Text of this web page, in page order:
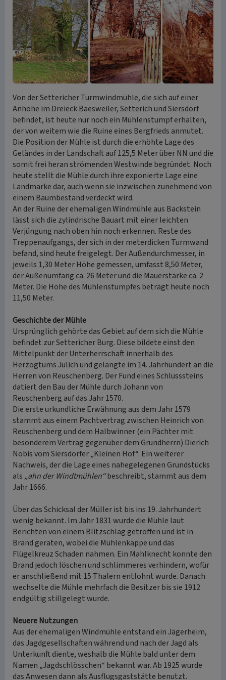
Von der Settericher Turmwindmühle, die sich auf einer
Anhöhe im Dreieck Baesweiler, Setterich und Siersdorf
befindet, ist heute nur noch ein Mühlenstumpf erhalten,
der von weitem wie die Ruine eines Bergfrieds anmutet.
Die Position der Mühle ist durch die erhöhte Lage des
Geländes in der Landschaft auf 125,5 Meter über NN und die
somit frei heran strömenden Westwinde begründet. Noch
heute stellt die Mühle durch ihre exponierte Lage eine
Landmarke dar, auch wenn sie inzwischen zunehmend von
einem Baumbestand verdeckt wird.
An der Ruine der ehemaligen Windmühle aus Backstein
lässt sich die zylindrische Bauart mit einer leichten
Verjüngung nach oben hin noch erkennen. Reste des
Treppenaufgangs, der sich in der meterdicken Turmwand
befand, sind heute freigelegt. Der Außendurchmesser, in
jeweils 1,30 Meter Höhe gemessen, umfasst 8,50 Meter,
der Außenumfang ca. 26 Meter und die Mauerstärke ca. 2
Meter. Die Höhe des Mühlenstumpfes beträgt heute noch
11,50 Meter.
Geschichte der Mühle
Ursprünglich gehörte das Gebiet auf dem sich die Mühle
befindet zur Settericher Burg. Diese bildete einst den
Mittelpunkt der Unterherrschaft innerhalb des
Herzogtums Jülich und gelangte im 14. Jahrhundert an die
Herren von Reuschenberg. Der Fund eines Schlusssteins
datiert den Bau der Mühle durch Johann von
Reuschenberg auf das Jahr 1570.
Die erste urkundliche Erwähnung aus dem Jahr 1579
stammt aus einem Pachtvertrag zwischen Heinrich von
Reuschenberg und dem Halbwinner (ein Pächter mit
besonderem Vertrag gegenüber dem Grundherrn) Dierich
Nobis vom Siersdorfer „Kleinen Hof“. Ein weiterer
Nachweis, der die Lage eines nahegelegenen Grundstücks
als „ahn der Windtmühlen“beschreibt, stammt aus dem
Jahr 1666.
Über das Schicksal der Müller ist bis ins 19. Jahrhundert
wenig bekannt. Im Jahr 1831 wurde die Mühle laut
Berichten von einem Blitzschlag getroffen und ist in
Brand geraten, wobei die Mühlenkappe und das
Flügelkreuz Schaden nahmen. Ein Mahlknecht konnte den
Brand jedoch löschen und schlimmeres verhindern, wofür
er anschließend mit 15 Thalern entlohnt wurde. Danach
wechselte die Mühle mehrfach die Besitzer bis sie 1912
endgültig stillgelegt wurde.
Neuere Nutzungen
Aus der ehemaligen Windmühle entstand ein Jägerheim,
das Jagdgesellschaften während und nach der Jagd als
Unterkunft diente, weshalb die Mühle bald unter dem
Namen „Jagdschlösschen“ bekannt war. Ab 1925 wurde
das Anwesen dann als Ausflugsgaststätte benutzt.